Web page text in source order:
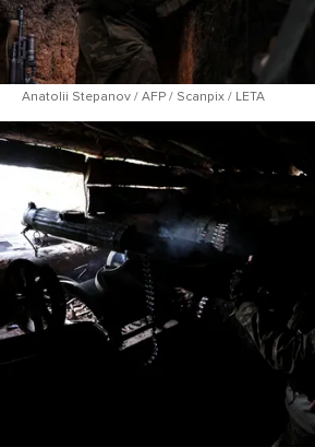
Anatolii Stepanov / AFP / Scanpix / LETA